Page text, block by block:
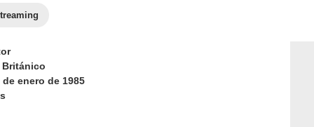
Británico
de enero de 1985